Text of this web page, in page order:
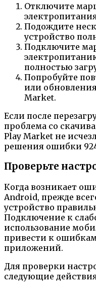
Отключите
Подождите
устройство
Подключите
полностью
Попробуйте
или
Market.
Если после
проблема со
Play Market не
решения ошибки
Проверьте
Когда возникает
Android, прежде
устройство
Подключение к
использование
привести к ошибкам
приложений.
Для проверки
следующие